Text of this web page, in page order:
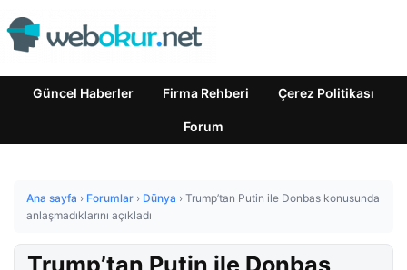
Güncel Haberler Firma Rehberi Çerez Politikası
Forum
Ana sayfa › Forumlar › Dünya › Trump’tan Putin ile Donbas konusunda
anlaşmadıklarını açıkladı
Trump’tan Putin ile Donbas